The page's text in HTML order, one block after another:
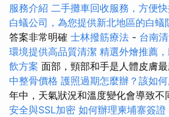
服務介紹 二手攤車回收服務，方便
白蟻公司，為您提供新北地區的白蟻
答案非常明確 士林撥筋療法 - 台南
環境提供高品質清潔 精選外燴推薦
飲方案 面部，頸部和手是人體皮膚
中整骨價格 護照過期怎麼辦？該如
年中，天氣狀況和溫度變化會導致不
安全與SSL加密 如何辦理柬埔寨簽證